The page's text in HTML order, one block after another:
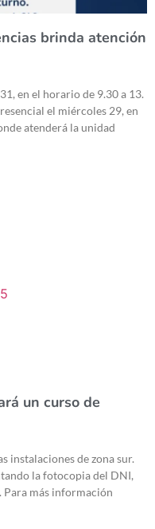
brinda atención
en el horario de 9.30 a 13.
el miércoles 29, en
atenderá la unidad
un curso de
instalaciones de zona sur.
la fotocopia del DNI,
Para más información